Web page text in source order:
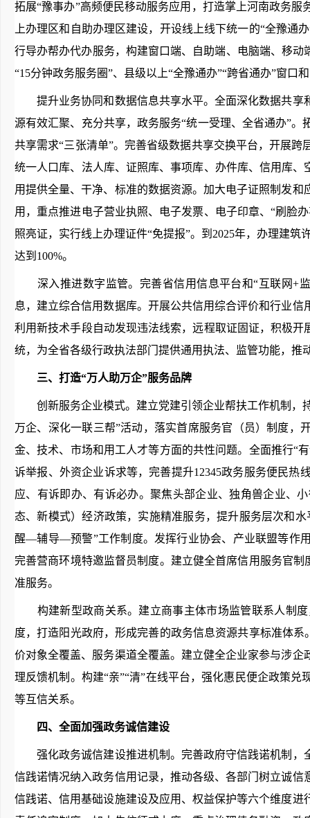
拓展“豫事办”高频便民移动服务应用，打造掌上河南政务
上办理区和自助办理区建设，开设线上线下统一的“全豫通
行导办帮办代办服务，构建窗口端、自助端、电脑端、移动
“15分钟政务服务圈”、县级以上“全豫通办”“跨省通办”窗口
提升业务协同和数据信息共享水平。全面深化数据共享
源有效汇聚、充分共享，政务服务“统一受理、全省通办”
共享需求“三张清单”。完善省级数据共享交换平台，开展
统一人口库、法人库、证照库、事项库、办件库、信用库
用提供全量、干净、标准的数据资源。加大电子证照制发
用，重点推进电子营业执照、电子发票、电子印章、“刷脸
照亮证，实行线上办理证件“免提报”。到2025年，办理建
达到100%。
深入推进数字监管。完善省信用信息平台和“互联网+监
息，建立综合信用数据库。开展公共信用综合评价和行业
利用新技术手段自动发现违法线索，远程取证固证，积极
统，为全省各级行政执法部门提供通用执法、监管功能，推
三、打造“万人助万企”服务品牌
创新服务企业模式。建立党建引领企业帮扶工作机制，持
万企、深化一联三帮”活动，落实首席服务官（员）制度，
金、技术、市场和用工人才等方面的共性问题。全面推行“
诉举报、外资企业诉求等，完善提升12345政务服务便民
应、有诉即办、有诉必办。聚焦头部企业、独角兽企业、
态、新模式）经济政策，实施精准服务，提升服务层次和
醒—辅导—预警”工作制度。发挥行业协会、产业联盟等作
完善营商环境特邀监督员制度。建立健全首席信用服务官
准服务。
构建新型政商关系。建立商事主体市场监管联系人制度
度，打造阳光政府，形成完善的政务信息资源共享标准体
价对象全覆盖、服务渠道全覆盖。建立健全企业家参与涉
理反馈机制。构建“亲”“清”在线平台，强化惠民便企政策
等互信关系。
四、全面加强政务诚信建设
强化政务诚信建设推进机制。完善政府守信践诺机制，
信践诺情况纳入政务信用记录，推动各级、各部门树立诚
信践诺、信用基础设施建设及应用、权益保护等六个维度